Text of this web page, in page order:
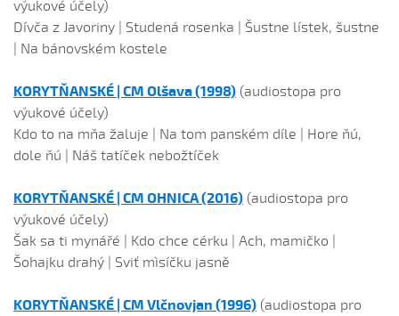
výukové účely)
Dívča z Javoriny | Studená rosenka | Šustne lístek, šustne
| Na bánovském kostele
KORYTŇANSKÉ | CM Olšava (1998) (audiostopa pro
výukové účely)
Kdo to na mňa žaluje | Na tom panském díle | Hore ňú,
dole ňú | Náš tatíček nebožtíček
KORYTŇANSKÉ | CM OHNICA (2016) (audiostopa pro
výukové účely)
Šak sa ti mynářé | Kdo chce cérku | Ach, mamičko |
Šohajku drahý | Sviť mìsíčku jasně
KORYTŇANSKÉ | CM Vlčnovjan (1996) (audiostopa pro